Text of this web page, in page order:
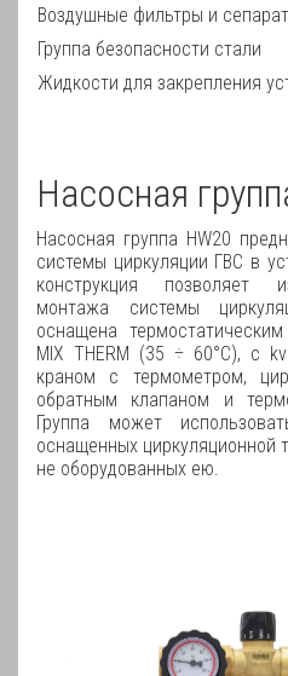
Воздушные фильтры и
Группа безопасности стали
Жидкости для закрепления
Насосная
Насосная группа HW20
системы циркуляции ГВС в
конструкция позволяет
монтажа системы
оснащена
MIX THERM (35 ÷ 60°C), с
краном с термометром,
обратным клапаном и
Группа может
оснащенных циркуляционной
не оборудованных ею.